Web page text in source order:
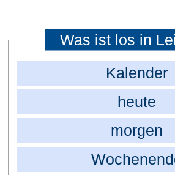
Was ist los in
Kalender
heute
morgen